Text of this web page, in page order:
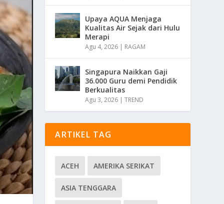
Upaya AQUA Menjaga
Kualitas Air Sejak dari Hulu
Merapi
Agu 4, 2026 | RAGAM
Singapura Naikkan Gaji
36.000 Guru demi Pendidik
Berkualitas
Agu 3, 2026 |TREND
ARTIKEL TAG
ACEH AMERIKA SERIKAT
ASIA TENGGARA